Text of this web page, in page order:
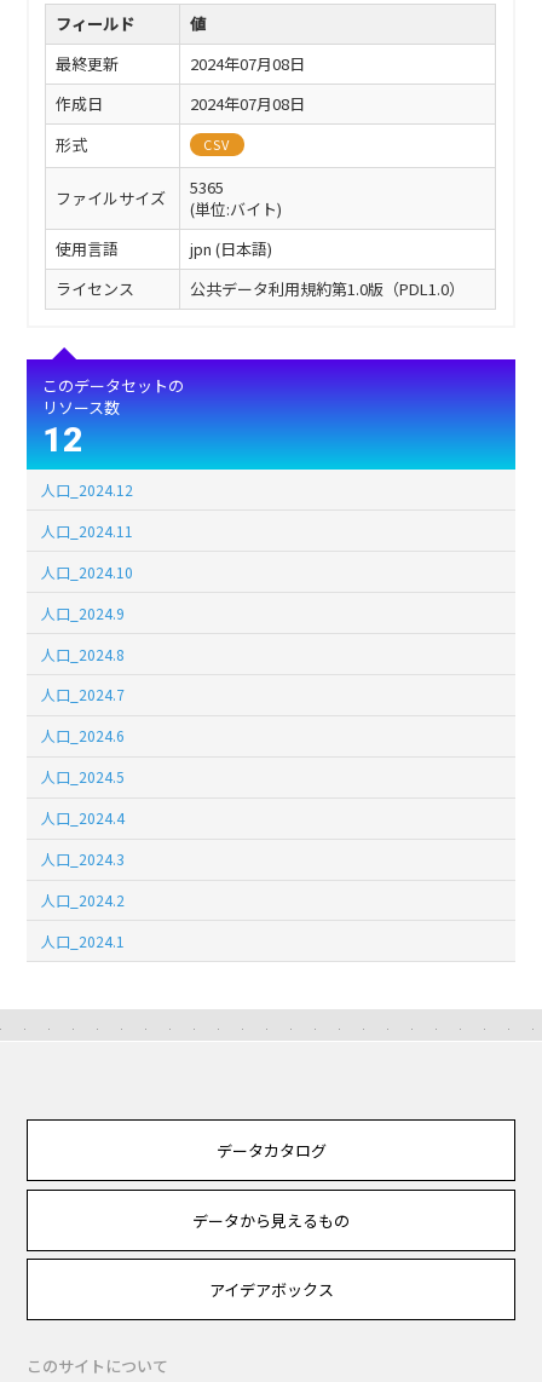
フィールド
値
最終更新
2024年07月08日
作成日
2024年07月08日
形式
CSV
ファイルサイズ
5365
(単位:バイト)
使用言語
jpn (日本語)
ライセンス
公共データ利用規約第1.0版（PDL1.0）
このデータセットの
リソース数
12
人口_2024.12
人口_2024.11
人口_2024.10
人口_2024.9
人口_2024.8
人口_2024.7
人口_2024.6
人口_2024.5
人口_2024.4
人口_2024.3
人口_2024.2
人口_2024.1
データカタログ
データから見えるもの
アイデアボックス
このサイトについて